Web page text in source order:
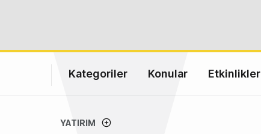
Kategoriler Konular Etkinlikler
YATIRIM